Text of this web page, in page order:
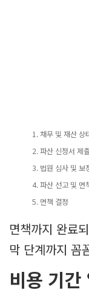
채무 및 재산 상
파산 신청서 제
법원 심사 및 보
파산 선고 및 면
면책 결정
면책까지 완료
막 단계까지 꼼
비용 기